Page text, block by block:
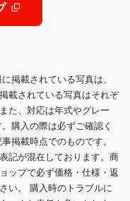
掲載されている写真は、
載されている写真はそれぞ
た、対応は年式やグレー
購入の際は必ずご確認く
掲載時点でのものです。
記が混在しております。商
ップで必ず価格・仕様・返
い。 購入時のトラブルに